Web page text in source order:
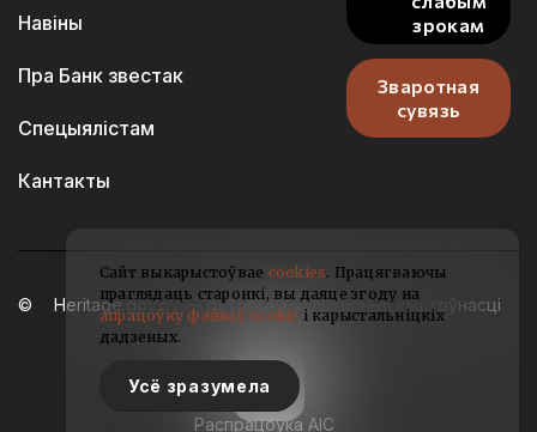
Навіны
Пра Банк звестак
Спецыялістам
Кантакты
зрокам
Зваротная
сувязь
Heritage.gov.by — гісторыка-культурныя каштоўнасці
Беларусі
Распрацоўка АІС
Сайт выкарыстоўвае cookies. Працягваючы
праглядаць старонкі, вы даяце згоду на
апрацоўку файлаў cookie і карыстальніцкіх
дадзеных.
Усё зразумела